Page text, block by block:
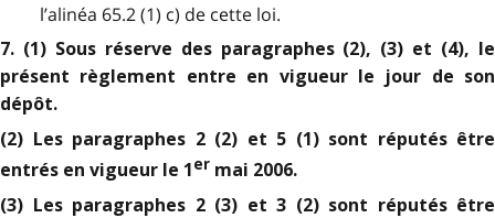
l’alinéa 65.2 (1) c) de cette loi.
7. (1) Sous réserve des paragraphes (2), (3) et (4), le
présent règlement entre en vigueur le jour de son
dépôt.
(2) Les paragraphes 2 (2) et 5 (1) sont réputés être
entrés en vigueur le 1 er mai 2006.
(3) Les paragraphes 2 (3) et 3 (2) sont réputés être